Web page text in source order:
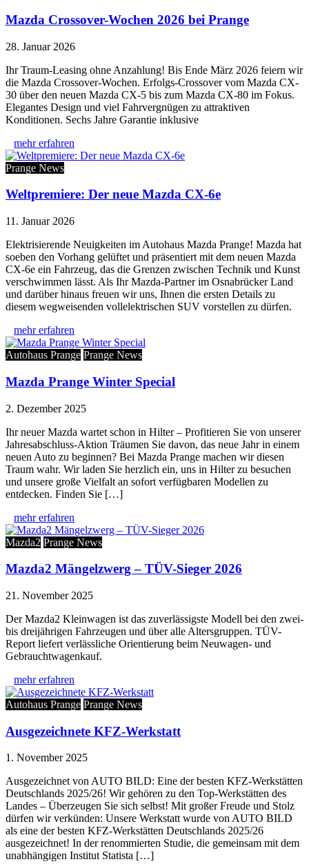
Mazda Crossover-Wochen 2026 bei Prange
28. Januar 2026
Ihr Traum-Leasing ohne Anzahlung! Bis Ende März 2026 feiern wir
die Mazda Crossover-Wochen. Erfolgs-Crossover vom Mazda CX-
30 über den neuen Mazda CX-5 bis zum Mazda CX-80 im Fokus.
Elegantes Design und viel Fahrvergnügen zu attraktiven
Konditionen. Sechs Jahre Garantie inklusive
mehr erfahren
Prange News
Weltpremiere: Der neue Mazda CX-6e
11. Januar 2026
Elektrisierende Neuigkeiten im Autohaus Mazda Prange! Mazda hat
soeben den Vorhang gelüftet und präsentiert mit dem neuen Mazda
CX-6e ein Fahrzeug, das die Grenzen zwischen Technik und Kunst
verschwimmen lässt. Als Ihr Mazda-Partner im Osnabrücker Land
und darüber hinaus freuen wir uns, Ihnen die ersten Details zu
diesem wegweisenden vollelektrischen SUV vorstellen zu dürfen.
mehr erfahren
Autohaus Prange Prange News
Mazda Prange Winter Special
2. Dezember 2025
Ihr neuer Mazda wartet schon in Hilter – Profitieren Sie von unserer
Jahresabschluss-Aktion Träumen Sie davon, das neue Jahr in einem
neuen Auto zu beginnen? Bei Mazda Prange machen wir diesen
Traum wahr. Wir laden Sie herzlich ein, uns in Hilter zu besuchen
und unsere große Vielfalt an sofort verfügbaren Modellen zu
entdecken. Finden Sie […]
mehr erfahren
Mazda2 Prange News
Mazda2 Mängelzwerg – TÜV-Sieger 2026
21. November 2025
Der Mazda2 Kleinwagen ist das zuverlässigste Modell bei den zwei-
bis dreijährigen Fahrzeugen und über alle Altersgruppen. TÜV-
Report liefert verlässliche Orientierung beim Neuwagen- und
Gebrauchtwagenkauf.
mehr erfahren
Autohaus Prange Prange News
Ausgezeichnete KFZ-Werkstatt
1. November 2025
Ausgezeichnet von AUTO BILD: Eine der besten KFZ-Werkstätten
Deutschlands 2025/26! Wir gehören zu den Top-Werkstätten des
Landes – Überzeugen Sie sich selbst! Mit großer Freude und Stolz
dürfen wir verkünden: Unsere Werkstatt wurde von AUTO BILD
als eine der besten KFZ-Werkstätten Deutschlands 2025/26
ausgezeichnet! In der renommierten Studie, die gemeinsam mit dem
unabhängigen Institut Statista […]